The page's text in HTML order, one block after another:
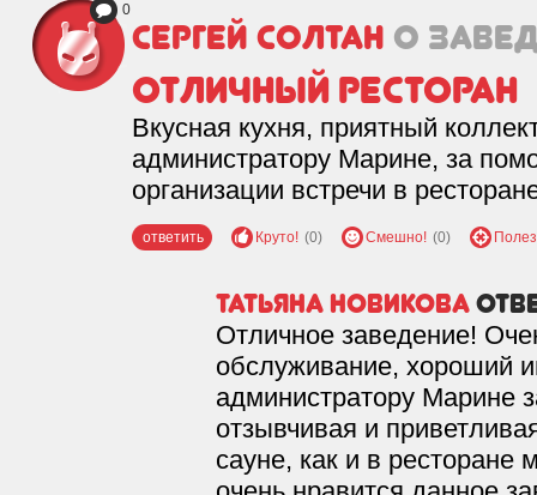
0
Сергей Солтан о
Отличный ресторан
Вкусная кухня, приятный
администратору Марине, за
организации встречи в
ответить Круто! (0) Смешно! (0)
Татьяна Новикова
Отличное заведение!
обслуживание, хороший
администратору Марине
отзывчивая и
сауне, как и в ресторане